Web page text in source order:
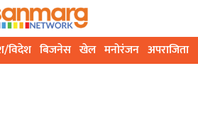
विदेश बिजनेस खेल मनोरंजन अपराजिता